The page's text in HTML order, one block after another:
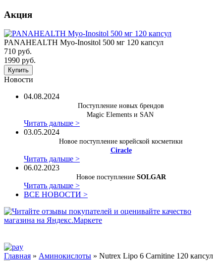
Акция
PANAHEALTH Myo-Inositol 500 мг 120 капсул
710 руб.
1990 руб.
Купить
Новости
04.08.2024
Поступление новых брендов
Magic Elements и SAN
Читать дальше >
03.05.2024
Новое поступление корейской косметики
Ciracle
Читать дальше >
06.02.2023
Новое поступление SOLGAR
Читать дальше >
ВСЕ НОВОСТИ >
Главная » Аминокислоты » Nutrex Lipo 6 Carnitine 120 капсул